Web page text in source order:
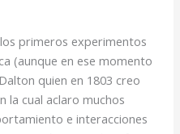
primeros experimentos
(aunque en ese momento
quien en 1803 creo
la cual aclaro muchos
e interacciones